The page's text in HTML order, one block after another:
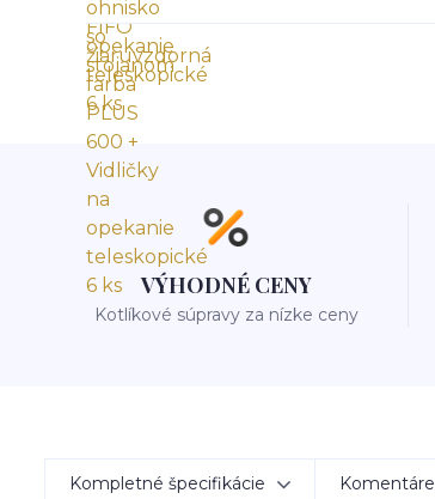
VÝHODNÉ CENY
Kotlíkové súpravy za nízke ceny
Kompletné špecifikácie Komentáre